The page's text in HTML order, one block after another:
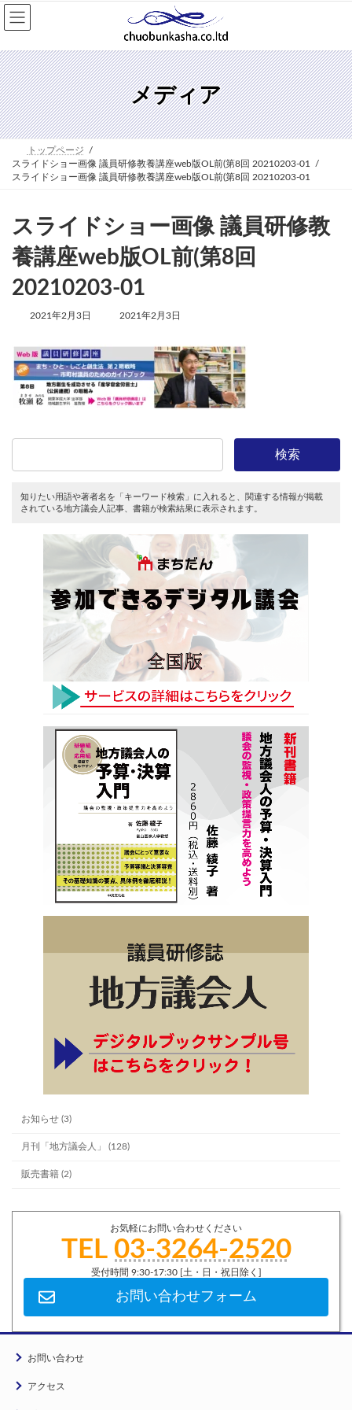
コ
ン
ン
ツ
へ
ス
キ
ッ
プ
ナ
ビ
ー
シ
ョ
ン
に
移
動
メディア
トップページ
スライドショー画像 議員研修教養講座web版OL前(第8回 20210203-01
スライドショー画像 議員研修教養講座web版OL前(第8回 20210203-01
スライドショー画像 議員研修教
養講座web版OL前(第8回
20210203-01
2021年2月3日
最
日
時
2021年2月3日
検索
知りたい用語や著者名を「キーワード検索」に入れると、関連する情報が掲載
されている地方議会人記事、書籍が検索結果に表示されます。
お知らせ (3)
月刊「地方議会人」 (128)
販売書籍 (2)
お気軽にお問い合わせください
TEL 03-3264-2520
受付時間 9:30-17:30 [土・日・祝日除く]
お問い合わせフォーム
お問い合わせ
アクセス